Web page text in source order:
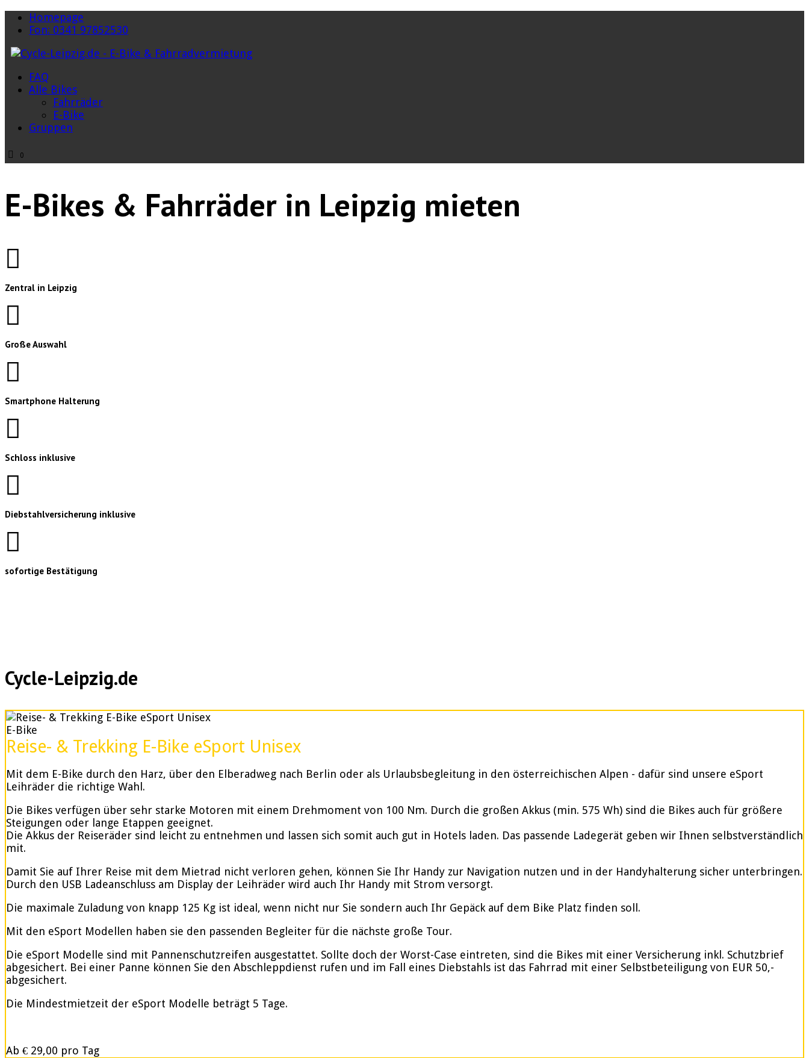
Homepage
Fon: 0341 97852530
FAQ
Alle Bikes
Fahrräder
E-Bike
Gruppen
0
E-Bikes & Fahrräder in Leipzig mieten
Zentral in Leipzig
Große Auswahl
Smartphone Halterung
Schloss inklusive
Diebstahlversicherung inklusive
sofortige Bestätigung
Cycle-Leipzig.de
E-Bike
Reise- & Trekking E-Bike eSport Unisex
Mit dem E-Bike durch den Harz, über den Elberadweg nach Berlin oder als Urlaubsbegleitung in den österreichischen Alpen - dafür sind unsere eSport
Leihräder die richtige Wahl.
Die Bikes verfügen über sehr starke Motoren mit einem Drehmoment von 100 Nm. Durch die großen Akkus (min. 575 Wh) sind die Bikes auch für größere
Steigungen oder lange Etappen geeignet.
Die Akkus der Reiseräder sind leicht zu entnehmen und lassen sich somit auch gut in Hotels laden. Das passende Ladegerät geben wir Ihnen selbstverständlich
mit.
Damit Sie auf Ihrer Reise mit dem Mietrad nicht verloren gehen, können Sie Ihr Handy zur Navigation nutzen und in der Handyhalterung sicher unterbringen.
Durch den USB Ladeanschluss am Display der Leihräder wird auch Ihr Handy mit Strom versorgt.
Die maximale Zuladung von knapp 125 Kg ist ideal, wenn nicht nur Sie sondern auch Ihr Gepäck auf dem Bike Platz finden soll.
Mit den eSport Modellen haben sie den passenden Begleiter für die nächste große Tour.
Die eSport Modelle sind mit Pannenschutzreifen ausgestattet. Sollte doch der Worst-Case eintreten, sind die Bikes mit einer Versicherung inkl. Schutzbrief
abgesichert. Bei einer Panne können Sie den Abschleppdienst rufen und im Fall eines Diebstahls ist das Fahrrad mit einer Selbstbeteiligung von EUR 50,-
abgesichert.
Die Mindestmietzeit der eSport Modelle beträgt 5 Tage.
Ab € 29,00 pro Tag